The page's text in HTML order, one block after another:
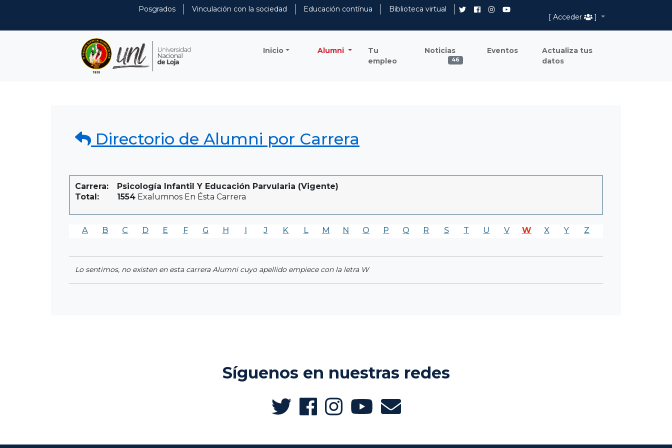
Posgrados Vinculación con la sociedad Educación contínua
Biblioteca virtual
[ Acceder
]
Inicio Alumni
Tu
empleo
Noticias
46
Eventos
Actualiza tus
datos
Directorio de Alumni por Carrera
Carrera:
Psicología Infantil Y Educación Parvularia (Vigente)
Total:
1554 Exalumnos En Ésta Carrera
A B C D E F G H I J K L M N O P Q R S T U V W X Y Z
Lo sentimos, no existen en esta carrera Alumni cuyo apellido empiece con la letra W
Síguenos en nuestras redes